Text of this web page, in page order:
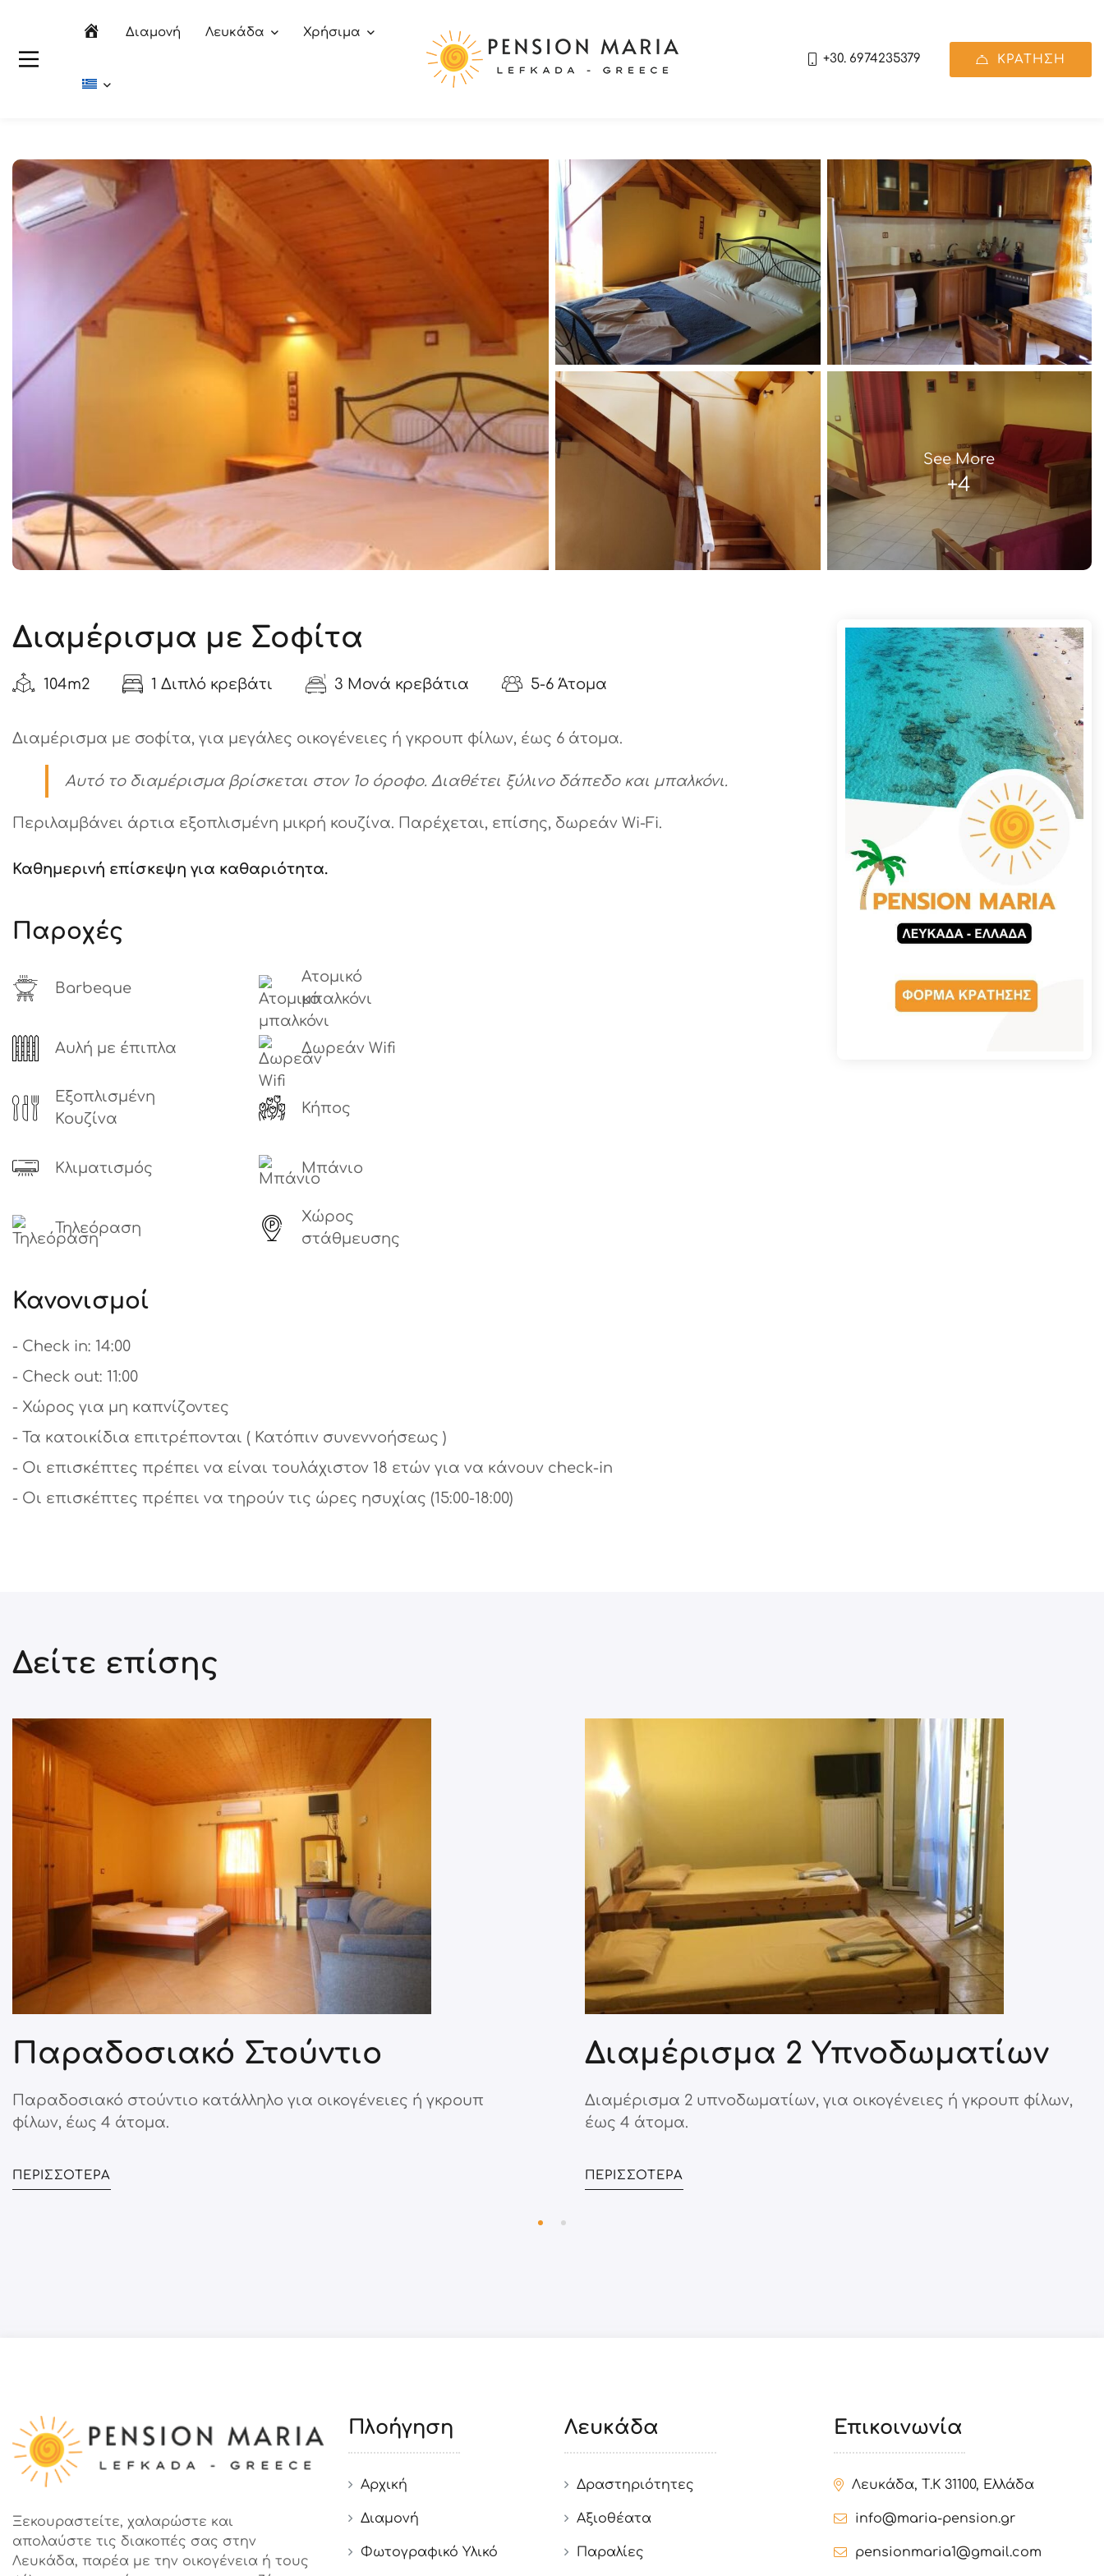
ΑρχικήΔιαμονή Λευκάδα
Χρήσιμα
+30. 6974235379
ΚΡΑΤΗΣΗ
See More
+4
Διαμέρισμα με Σοφίτα
104m2 1 Διπλό κρεβάτι 3 Μονά κρεβάτια 5-6 Άτομα
Διαμέρισμα με σοφίτα, για μεγάλες οικογένειες ή γκρουπ φίλων, έως 6 άτομα.
Αυτό το διαμέρισμα βρίσκεται στον 1ο όροφο. Διαθέτει ξύλινο δάπεδο και μπαλκόνι.
Περιλαμβάνει άρτια εξοπλισμένη μικρή κουζίνα. Παρέχεται, επίσης, δωρεάν Wi-Fi.
Καθημερινή επίσκεψη για καθαριότητα.
Παροχές
Barbeque
Ατομικό
μπαλκόνι
Αυλή με έπιπλα Δωρεάν Wifi
Εξοπλισμένη
Κουζίνα
Κήπος
Κλιματισμός Μπάνιο
Τηλεόραση
Χώρος
στάθμευσης
Κανονισμοί
- Check in: 14:00
- Check out: 11:00
- Χώρος για μη καπνίζοντες
- Τα κατοικίδια επιτρέπονται ( Κατόπιν συνεννοήσεως )
- Οι επισκέπτες πρέπει να είναι τουλάχιστον 18 ετών για να κάνουν check-in
- Οι επισκέπτες πρέπει να τηρούν τις ώρες ησυχίας (15:00-18:00)
Δείτε επίσης
Παραδοσιακό Στούντιο
Παραδοσιακό στούντιο κατάλληλο για οικογένειες ή γκρουπ
φίλων, έως 4 άτομα.
ΠΕΡΙΣΣΌΤΕΡΑ
Διαμέρισμα 2 Υπνοδωματίων
Διαμέρισμα 2 υπνοδωματίων, για οικογένειες ή γκρουπ φίλων,
έως 4 άτομα.
ΠΕΡΙΣΣΌΤΕΡΑ
Ξεκουραστείτε, χαλαρώστε και
απολαύστε τις διακοπές σας στην
Λευκάδα, παρέα με την οικογένεια ή τους
Πλοήγηση
Αρχική
Διαμονή
Φωτογραφικό Υλικό
Λευκάδα
Δραστηριότητες
Αξιοθέατα
Παραλίες
Επικοινωνία
Λευκάδα, Τ.Κ 31100, Ελλάδα
info@maria-pension.gr
pensionmaria1@gmail.com